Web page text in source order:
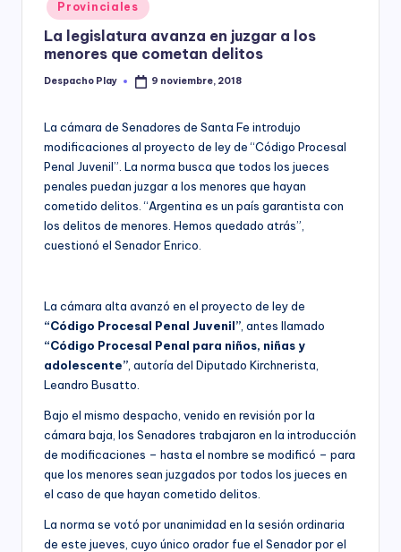
y
in
Provinciales
La legislatura avanza en juzgar a los
menores que cometan delitos
Posted
Despacho Play 9 noviembre, 2018
La cámara de Senadores de Santa Fe introdujo
modificaciones al proyecto de ley de “Código Procesal
Penal Juvenil”. La norma busca que todos los jueces
penales puedan juzgar a los menores que hayan
cometido delitos. “Argentina es un país garantista con
los delitos de menores. Hemos quedado atrás”,
cuestionó el Senador Enrico.
La cámara alta avanzó en el proyecto de ley de
“Código Procesal Penal Juvenil” , antes llamado
“Código Procesal Penal para niños, niñas y
adolescente” , autoría del Diputado Kirchnerista,
Leandro Busatto.
Bajo el mismo despacho, venido en revisión por la
cámara baja, los Senadores trabajaron en la introducción
de modificaciones – hasta el nombre se modificó – para
que los menores sean juzgados por todos los jueces en
el caso de que hayan cometido delitos.
La norma se votó por unanimidad en la sesión ordinaria
de este jueves, cuyo único orador fue el Senador por el